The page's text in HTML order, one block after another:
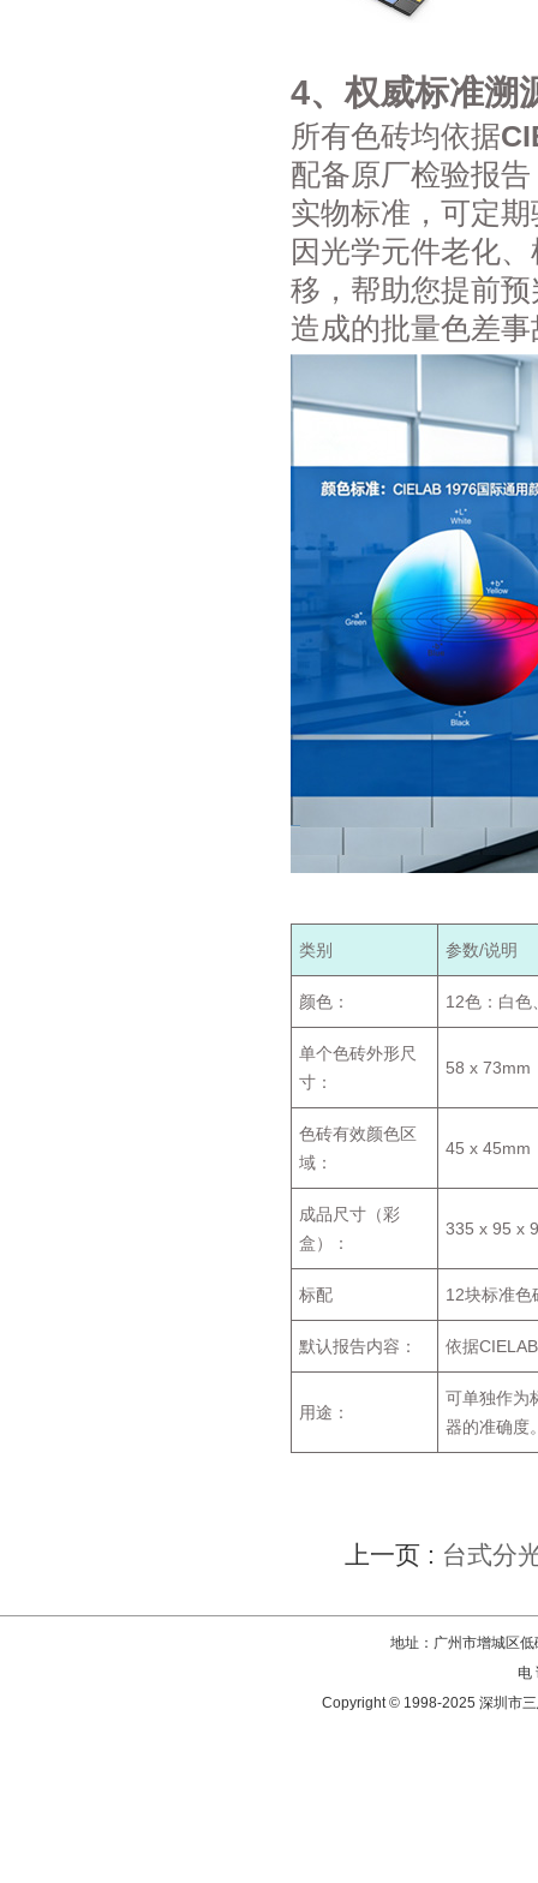
4、权威标准溯
所有色砖均依据
配备原厂检验报
实物标准，可定
因光学元件老化
移，帮助您提前
造成的批量色差事
类别 参数/说明
颜色： 12色：白色
单个色砖外形尺
寸：
58 x 73mm
色砖有效颜色区
域：
45 x 45mm
成品尺寸（彩
盒）：
335 x 95 x
标配 12块标准
默认报告内容： 依据
用途：
可单独作为
器的准确度
上一页 : 台式分
地址：广州市增城区
电
Copyright © 1998-2025 深圳市